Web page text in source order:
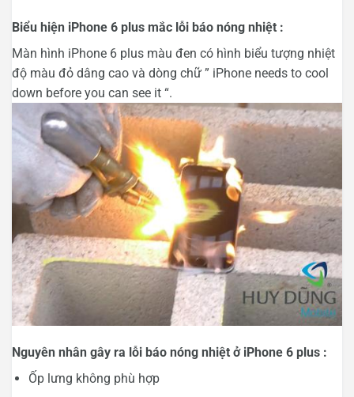
Biểu hiện iPhone 6 plus mắc lỗi báo nóng nhiệt :
Màn hình iPhone 6 plus màu đen có hình biểu tượng nhiệt
độ màu đỏ dâng cao và dòng chữ ” iPhone needs to cool
down before you can see it “.
Nguyên nhân gây ra lỗi báo nóng nhiệt ở iPhone 6 plus :
Ốp lưng không phù hợp